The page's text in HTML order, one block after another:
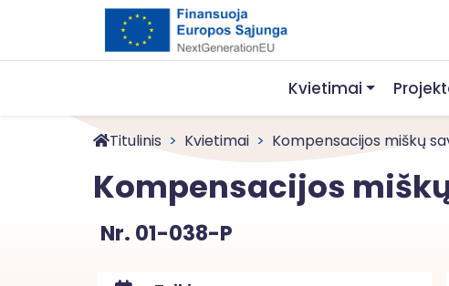
Kvietimai
Titulinis Kvietimai Kompensacijos miškų
Kompensacijos
Nr. 01-038-P